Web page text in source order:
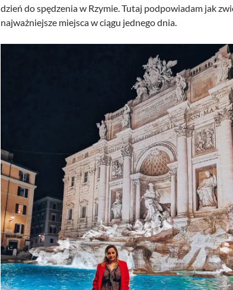
dzień do spędzenia w Rzymie. Tutaj podpowiadam jak
najważniejsze miejsca w ciągu jednego dnia.